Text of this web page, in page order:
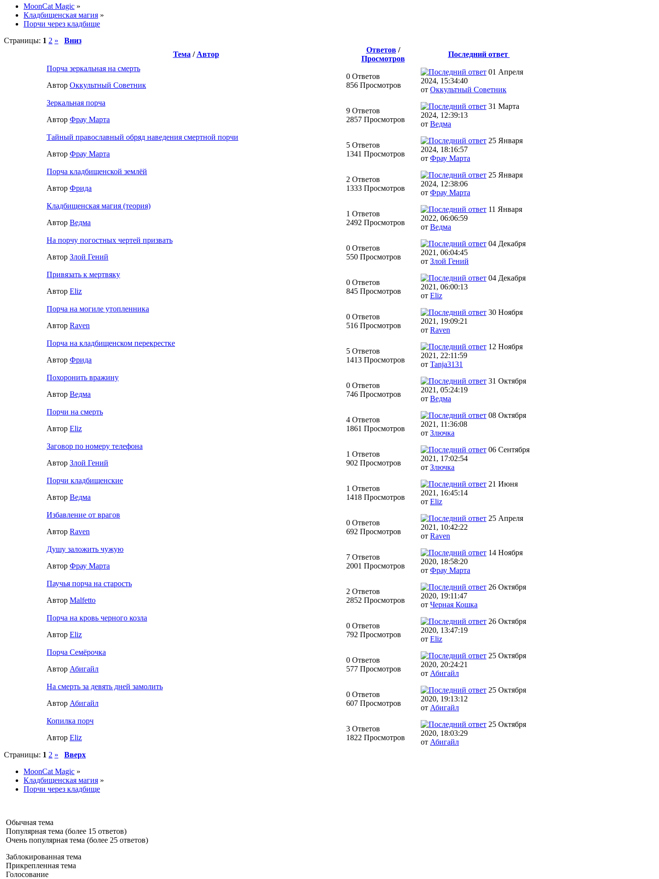
MoonCat Magic »
Кладбищенская магия »
Порчи через кладбище
Страницы: 1 2 »
Вниз
Тема / Автор
Ответов/
Просмотров
Последний ответ
Порча зеркальная на смерть
Автор Оккультный Советник
0 Ответов
856 Просмотров
01 Апреля
2024, 15:34:40
от Оккультный Советник
Зеркальная порча
Автор Фрау Марта
9 Ответов
2857 Просмотров
31 Марта
2024, 12:39:13
от Ведма
Тайный православный обряд наведения смертной порчи
Автор Фрау Марта
5 Ответов
1341 Просмотров
25 Января
2024, 18:16:57
от Фрау Марта
Порча кладбищенской землёй
Автор Фрида
2 Ответов
1333 Просмотров
25 Января
2024, 12:38:06
от Фрау Марта
Кладбищенская магия (теория)
Автор Ведма
1 Ответов
2492 Просмотров
11 Января
2022, 06:06:59
от Ведма
На порчу погостных чертей призвать
Автор Злой Гений
0 Ответов
550 Просмотров
04 Декабря
2021, 06:04:45
от Злой Гений
Привязать к мертвяку
Автор Eliz
0 Ответов
845 Просмотров
04 Декабря
2021, 06:00:13
от Eliz
Порча на могиле утопленника
Автор Raven
0 Ответов
516 Просмотров
30 Ноября
2021, 19:09:21
от Raven
Порча на кладбищенском перекрестке
Автор Фрида
5 Ответов
1413 Просмотров
12 Ноября
2021, 22:11:59
от Tanja3131
Похоронить вражину
Автор Ведма
0 Ответов
746 Просмотров
31 Октября
2021, 05:24:19
от Ведма
Порчи на смерть
Автор Eliz
4 Ответов
1861 Просмотров
08 Октября
2021, 11:36:08
от Злючка
Заговор по номеру телефона
Автор Злой Гений
1 Ответов
902 Просмотров
06 Сентября
2021, 17:02:54
от Злючка
Порчи кладбищенские
Автор Ведма
1 Ответов
1418 Просмотров
21 Июня
2021, 16:45:14
от Eliz
Избавление от врагов
Автор Raven
0 Ответов
692 Просмотров
25 Апреля
2021, 10:42:22
от Raven
Душу заложить чужую
Автор Фрау Марта
7 Ответов
2001 Просмотров
14 Ноября
2020, 18:58:20
от Фрау Марта
Паучья порча на старость
Автор Malfetto
2 Ответов
2852 Просмотров
26 Октября
2020, 19:11:47
от Черная Кошка
Порча на кровь черного козла
Автор Eliz
0 Ответов
792 Просмотров
26 Октября
2020, 13:47:19
от Eliz
Порча Семёрочка
Автор Абигайл
0 Ответов
577 Просмотров
25 Октября
2020, 20:24:21
от Абигайл
На смерть за девять дней замолить
Автор Абигайл
0 Ответов
607 Просмотров
25 Октября
2020, 19:13:12
от Абигайл
Копилка порч
Автор Eliz
3 Ответов
1822 Просмотров
25 Октября
2020, 18:03:29
от Абигайл
Страницы: 1 2 »
Вверх
MoonCat Magic »
Кладбищенская магия »
Порчи через кладбище
Обычная тема
Популярная тема (более 15 ответов)
Очень популярная тема (более 25 ответов)
Заблокированная тема
Прикрепленная тема
Голосование